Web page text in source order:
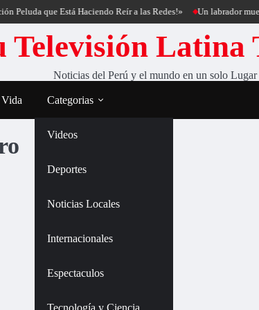
Peluda que Está Haciendo Reír a las Redes!» Un labrador
Televisión Latina
Noticias del Perú y el mundo en un solo Lugar
Categorias
Videos
Deportes
Noticias Locales
Internacionales
Espectaculos
Tecnología y Ciencia